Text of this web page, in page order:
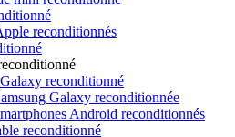
reconditionnés
reconditionné
Galaxy reconditionnée
Android reconditionnés
reconditionné